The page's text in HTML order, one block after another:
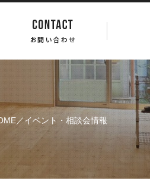
／イベント・相談会情報